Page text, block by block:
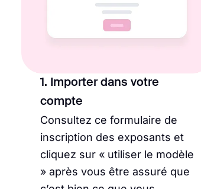
1. Importer dans votre
compte
Consultez ce formulaire de
inscription des exposants et
cliquez sur « utiliser le modèle
» après vous être assuré que